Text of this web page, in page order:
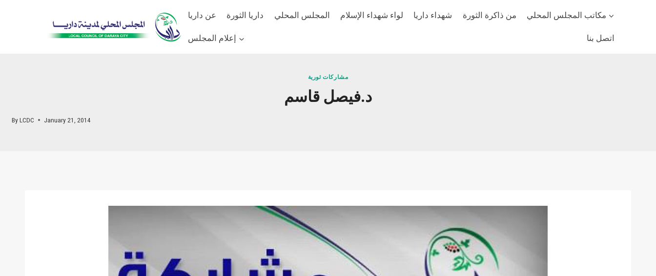
عن داريا داريا الثورة المجلس المحلي لواء شهداء الإسلام شهداء داريا من ذاكرة الثورة مكاتب المجلس المحلي
إعلام المجلس اتصل بنا
مشاركات ثورية
د.فيصل قاسم
ByLCDC January 21, 2014